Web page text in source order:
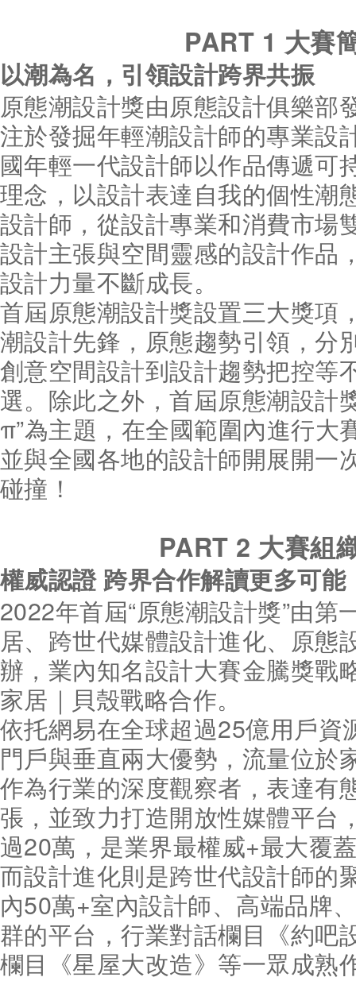
PART 1 大賽
以潮為名，引領設計跨界共振
原態潮設計獎由原態設計俱樂部
注於發掘年輕潮設計師的專業設
國年輕一代設計師以作品傳遞可
理念，以設計表達自我的個性潮
設計師，從設計專業和消費市場
設計主張與空間靈感的設計作品
設計力量不斷成長。
首屆原態潮設計獎設置三大獎項
潮設計先鋒，原態趨勢引領，分
創意空間設計到設計趨勢把控等
選。除此之外，首屆原態潮設計
π”為主題，在全國範圍內進行大
並與全國各地的設計師開展開一
碰撞！
PART 2 大賽組
權威認證 跨界合作解讀更多可能
2022年首屆“原態潮設計獎”由第
居、跨世代媒體設計進化、原態
辦，業內知名設計大賽金騰獎戰
家居｜貝殼戰略合作。
依托網易在全球超過25億用戶資
門戶與垂直兩大優勢，流量位於
作為行業的深度觀察者，表達有
張，並致力打造開放性媒體平台
過20萬，是業界最權威+最大覆
而設計進化則是跨世代設計師的
內50萬+室內設計師、高端品牌
群的平台，行業對話欄目《約吧
欄目《星屋大改造》等一眾成熟